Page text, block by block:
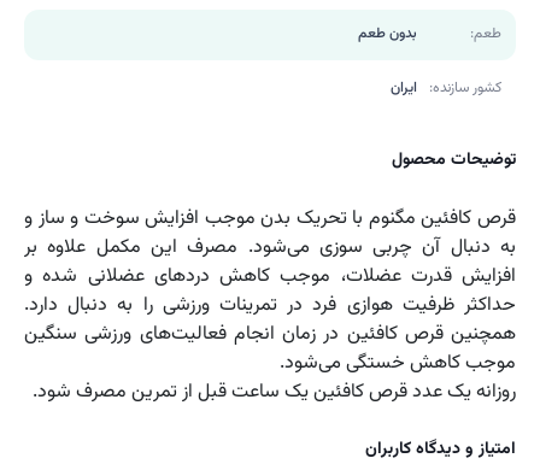
طعم: بدون طعم
کشور سازنده: ایران
توضیحات محصول
قرص کافئین مگنوم با تحریک بدن موجب افزایش سوخت و ساز و
به دنبال آن چربی سوزی می‌شود. مصرف این مکمل علاوه بر
افزایش قدرت عضلات، موجب کاهش دردهای عضلانی شده و
حداکثر ظرفیت هوازی فرد در تمرینات ورزشی را به دنبال دارد.
همچنین قرص کافئین در زمان انجام فعالیت‌های ورزشی سنگین
موجب کاهش خستگی می‌شود.
روزانه یک عدد قرص کافئین یک ساعت قبل از تمرین مصرف شود.
امتیاز و دیدگاه کاربران